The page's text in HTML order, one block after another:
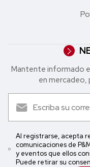
Mantente informado
en mercadeo,
Al registrarse, acepta
comunicaciones de
y eventos que ellos
Puede retirar su